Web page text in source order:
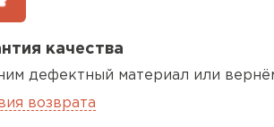
качества
дефектный материал или
возврата